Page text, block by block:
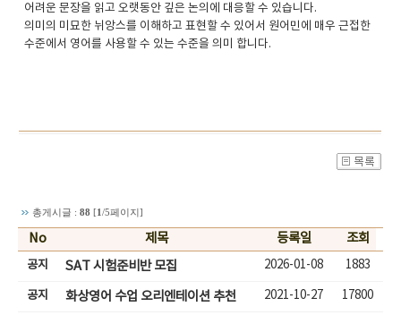
어려운 문장을 읽고 오랫동안 깊은 논의에 대응할 수 있습니다.
의미의 미묘한 뉘앙스를 이해하고 표현할 수 있어서 원어민에 매우 근접한
수준에서 영어를 사용할 수 있는 수준을 의미 합니다.
총게시글 : 88 [1 /5페이지]
No 제목 등록일 조회
공지 SAT 시험준비반 모집 2026-01-08 1883
공지 화상영어 수업 오리엔테이션 추천 2021-10-27 17800